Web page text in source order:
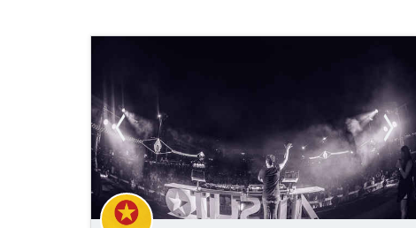
055-4539214
לחצ/י ליצירת קשר